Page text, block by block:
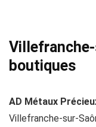
boutiques
AD Métaux
Villefranche-sur-